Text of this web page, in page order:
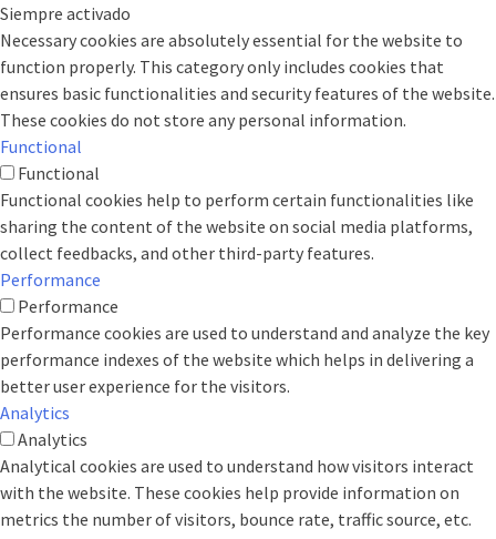
Siempre activado
Necessary cookies are absolutely essential for the website to
function properly. This category only includes cookies that
ensures basic functionalities and security features of the website.
These cookies do not store any personal information.
Functional
Functional
Functional cookies help to perform certain functionalities like
sharing the content of the website on social media platforms,
collect feedbacks, and other third-party features.
Performance
Performance
Performance cookies are used to understand and analyze the key
performance indexes of the website which helps in delivering a
better user experience for the visitors.
Analytics
Analytics
Analytical cookies are used to understand how visitors interact
with the website. These cookies help provide information on
metrics the number of visitors, bounce rate, traffic source, etc.